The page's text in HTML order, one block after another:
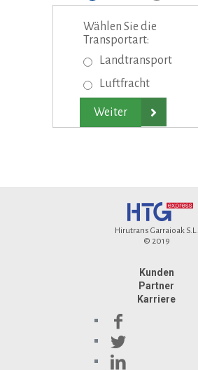
Wählen Sie die
Transportart:
Landtransport
Luftfracht

Hirutrans Garraioak S.L.
© 2019
Kunden
Partner
Karriere